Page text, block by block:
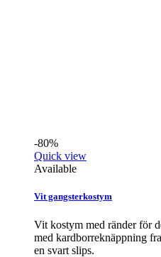
-80%
Quick view
Available
Vit gangsterkostym
Vit kostym med ränder för
med kardborreknäppning
en svart slips.